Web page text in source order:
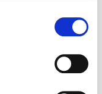
et sociales, les
leur création en 1976